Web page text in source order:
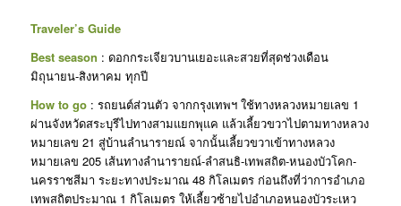
Traveler’s Guide
Best season : ดอกกระเจียวบานเยอะและสวยที่สุดช่วงเดือน
มิถุนายน-สิงหาคม ทุกปี
How to go: รถยนต์ส่วนตัว จากกรุงเทพฯ ใช้ทางหลวงหมายเลข 1
ผ่านจังหวัดสระบุรีไปทางสามแยกพุแค แล้วเลี้ยวขวาไปตามทางหลวง
หมายเลข 21 สู่บ้านลำนารายณ์ จากนั้นเลี้ยวขวาเข้าทางหลวง
หมายเลข 205 เส้นทางลำนารายณ์-ลำสนธิ-เทพสถิต-หนองบัวโคก-
นครราชสีมา ระยะทางประมาณ 48 กิโลเมตร ก่อนถึงที่ว่าการอำเภอ
เทพสถิตประมาณ 1 กิโลเมตร ให้เลี้ยวซ้ายไปอำเภอหนองบัวระเหว